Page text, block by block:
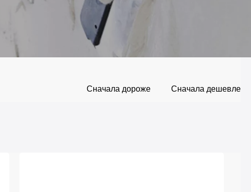
Сначала дороже Сначала дешевле